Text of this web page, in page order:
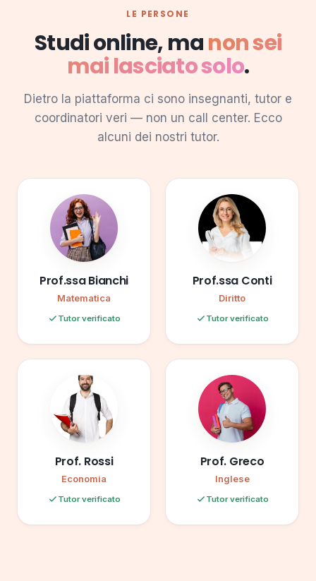
LE PERSONE
Studi online, manon sei
mai lasciato solo.
Dietro la piattaforma ci sono insegnanti, tutor e
coordinatori veri — non un call center. Ecco
alcuni dei nostri tutor.
Prof.ssa Bianchi
Matematica
Tutor verificato
Prof.ssa Conti
Diritto
Tutor verificato
Prof. Rossi
Economia
Tutor verificato
Prof. Greco
Inglese
Tutor verificato